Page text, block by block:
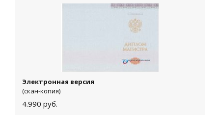
Электронная версия
(скан-копия)
4.990 руб.